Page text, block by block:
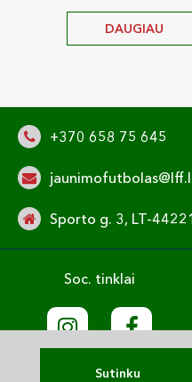
DAUGIAU
+370 658 75 645
Sporto g. 3, LT-
Soc. tinklai
Sutinku